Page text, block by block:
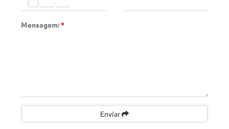
Mensagem:*
Enviar